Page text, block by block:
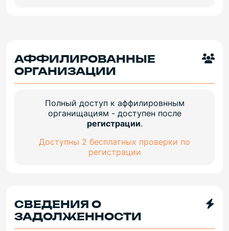
АФФИЛИРОВАННЫЕ
ОРГАНИЗАЦИИ
Полный доступ к аффилировнным
органищациям - доступен после
регистрации.
Доступны 2 бесплатных проверки по
регистрации
СВЕДЕНИЯ О
ЗАДОЛЖЕННОСТИ